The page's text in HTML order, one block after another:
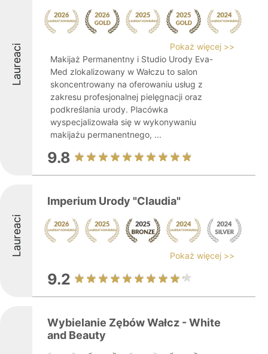
Laureaci
Pokaż więcej >>
Makijaż Permanentny i Studio Urody Eva-
Med zlokalizowany w Wałczu to salon
skoncentrowany na oferowaniu usług z
zakresu profesjonalnej pielęgnacji oraz
podkreślania urody. Placówka
wyspecjalizowała się w wykonywaniu
makijażu permanentnego, ...
9.8
Laureaci
Imperium Urody "Claudia"
Pokaż więcej >>
9.2
Wybielanie Zębów Wałcz - White
and Beauty